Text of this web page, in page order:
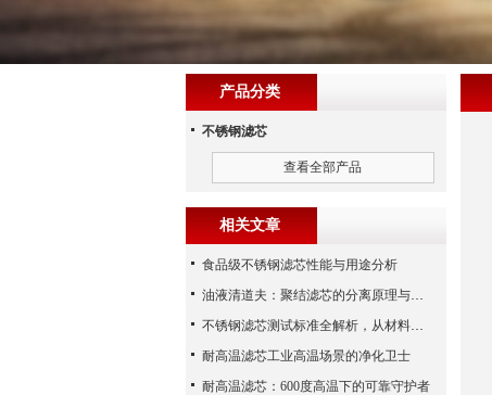
产品分类
不锈钢滤芯
查看全部产品
相关文章
食品级不锈钢滤芯性能与用途分析
油液清道夫：聚结滤芯的分离原理与核心作用解析
不锈钢滤芯测试标准全解析，从材料性能到应用场景的严苛验证
耐高温滤芯工业高温场景的净化卫士
耐高温滤芯：600度高温下的可靠守护者